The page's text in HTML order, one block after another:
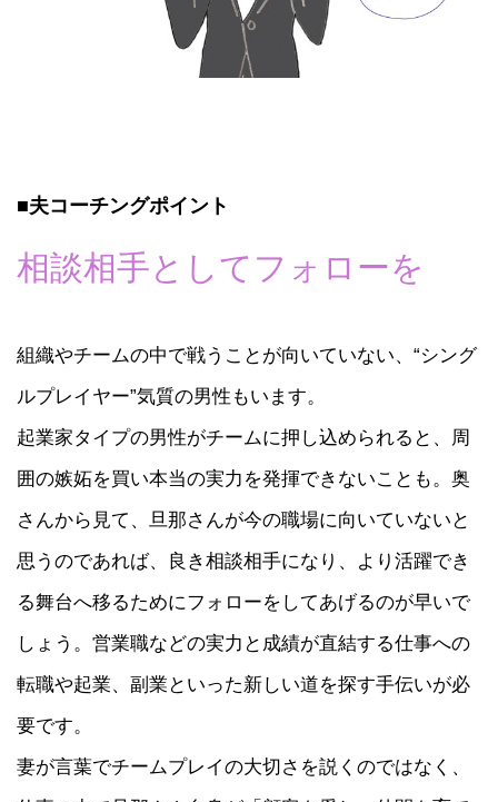
■夫コーチングポイント
相談相手としてフォローを
組織やチームの中で戦うことが向いていない、“シング
ルプレイヤー”気質の男性もいます。
起業家タイプの男性がチームに押し込められると、周
囲の嫉妬を買い本当の実力を発揮できないことも。奥
さんから見て、旦那さんが今の職場に向いていないと
思うのであれば、良き相談相手になり、より活躍でき
る舞台へ移るためにフォローをしてあげるのが早いで
しょう。営業職などの実力と成績が直結する仕事への
転職や起業、副業といった新しい道を探す手伝いが必
要です。
妻が言葉でチームプレイの大切さを説くのではなく、